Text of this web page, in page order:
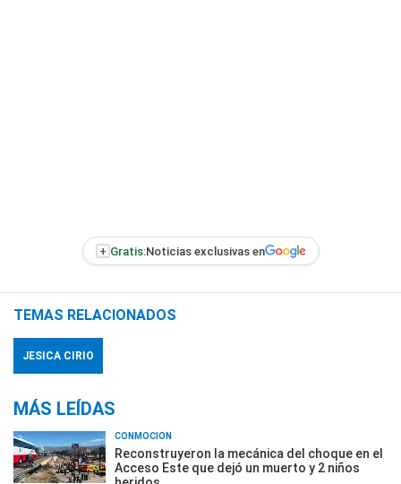
+ Gratis:Noticias exclusivas en
TEMAS RELACIONADOS
JESICA CIRIO
MÁS LEÍDAS
CONMOCIÓN
Reconstruyeron la mecánica del choque en el
Acceso Este que dejó un muerto y 2 niños